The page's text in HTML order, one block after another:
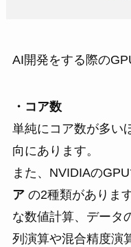
AI開発をする際の
・コア数
単純にコア数が多い
向にあります。
また、NVIDIAの
アの2種類がありま
な数値計算、データ
列演算や混合精度演